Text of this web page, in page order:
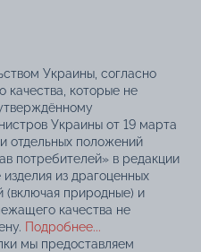
Украины, согласно
качества, которые не
Украины от 19 марта
отдельных положений
потребителей» в редакции
из драгоценных
(включая природные) и
качества не
Подробнее...
мы предоставляем